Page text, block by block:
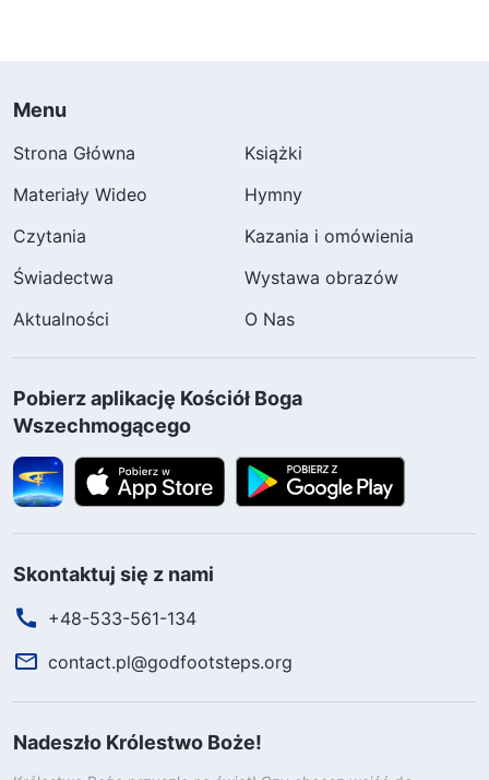
Menu
Strona Główna
Książki
Materiały Wideo
Hymny
Czytania
Kazania i omówienia
Świadectwa
Wystawa obrazów
Aktualności
O Nas
Pobierz aplikację Kościół Boga
Wszechmogącego
Skontaktuj się z nami
+48-533-561-134
contact.pl@godfootsteps.org
Nadeszło Królestwo Boże!